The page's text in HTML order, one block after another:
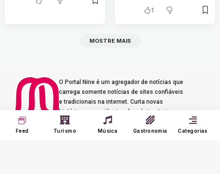
1
MOSTRE MAIS
O Portal Nine é um agregador de notícias que
carrega somente notícias de sites confiáveis
e tradicionais na internet. Curta novas
histórias e experiências de música, turismo e
gastronomia.
Feed Turismo Música Gastronomia Categorias